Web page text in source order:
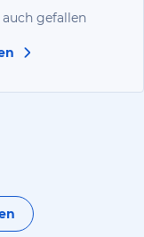
gefallen